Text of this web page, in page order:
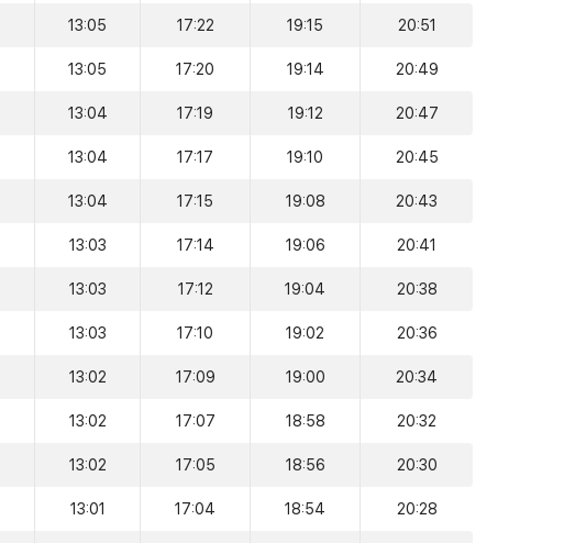
13:05 17:22 19:15 20:51
13:05 17:20 19:14 20:49
13:04 17:19 19:12 20:47
13:04 17:17 19:10 20:45
13:04 17:15 19:08 20:43
13:03 17:14 19:06 20:41
13:03 17:12 19:04 20:38
13:03 17:10 19:02 20:36
13:02 17:09 19:00 20:34
13:02 17:07 18:58 20:32
13:02 17:05 18:56 20:30
13:01 17:04 18:54 20:28